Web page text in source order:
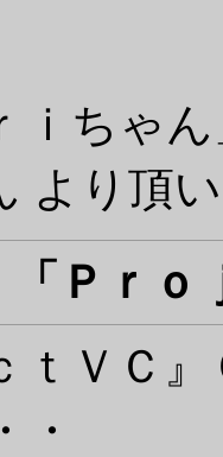
ｉちゃ
より頂
「Ｐｒ
ｔＶＣ
・